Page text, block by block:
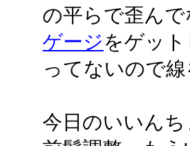
の平らで歪ん
ゲージをゲッ
ってないので
今日のいいんち